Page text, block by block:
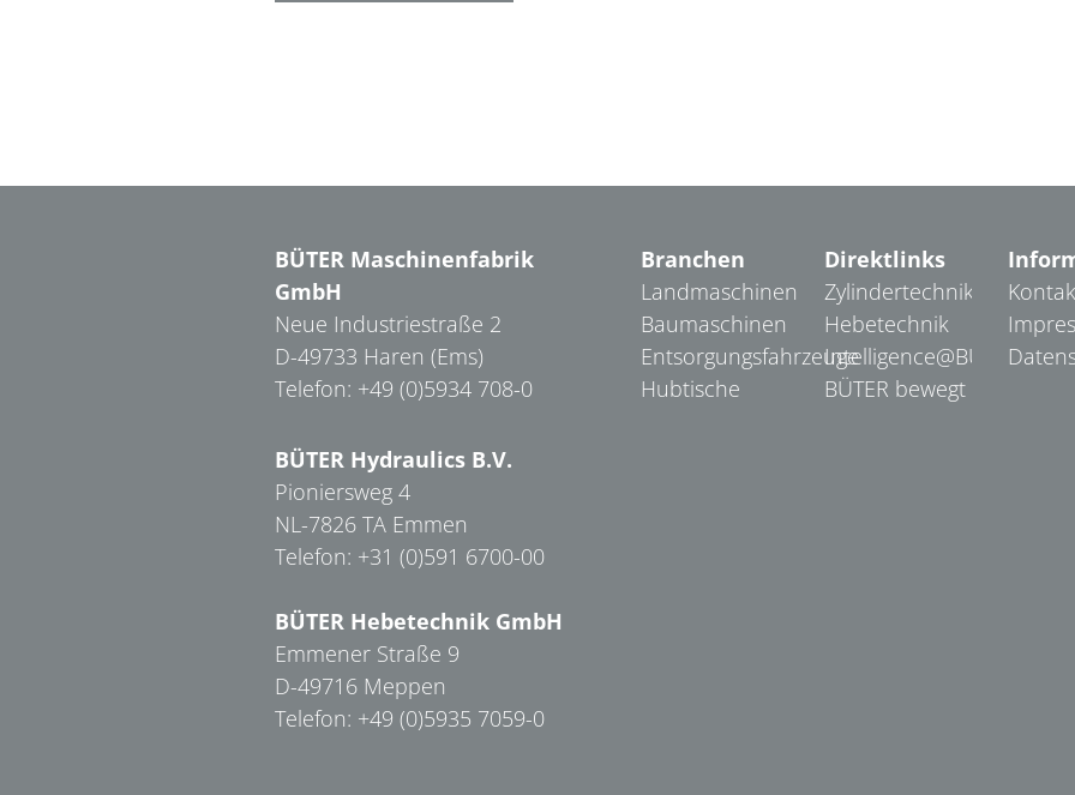
BÜTER Maschinenfabrik
GmbH
Neue Industriestraße 2
D-49733 Haren (Ems)
Telefon: +49 (0)5934 708-0
BÜTER Hydraulics B.V.
Pioniersweg 4
NL-7826 TA Emmen
Telefon: +31 (0)591 6700-00
BÜTER Hebetechnik GmbH
Emmener Straße 9
D-49716 Meppen
Telefon: +49 (0)5935 7059-0
Branchen
Landmaschinen
Baumaschinen
Entsorgungsfahrzeuge
Hubtische
Direktlinks
Zylindertechnik
Hebetechnik
Intelligence@BÜTER
BÜTER bewegt